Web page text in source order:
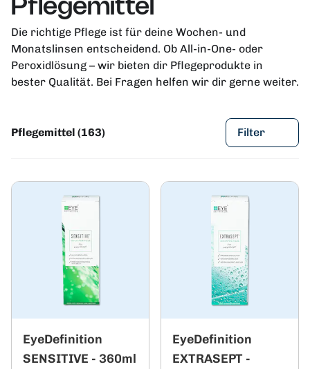
Pflegemittel
Die richtige Pflege ist für deine Wochen- und
Monatslinsen entscheidend. Ob All-in-One- oder
Peroxidlösung – wir bieten dir Pflegeprodukte in
bester Qualität. Bei Fragen helfen wir dir gerne weiter.
Pflegemittel (163) Filter
EyeDefinition
SENSITIVE - 360ml
EyeDefinition
EXTRASEPT -